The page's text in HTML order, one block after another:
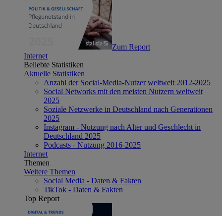
Zum Report
Internet
Beliebte Statistiken
Aktuelle Statistiken
Anzahl der Social-Media-Nutzer weltweit 2012-2025
Social Networks mit den meisten Nutzern weltweit
2025
Soziale Netzwerke in Deutschland nach Generationen
2025
Instagram - Nutzung nach Alter und Geschlecht in
Deutschland 2025
Podcasts - Nutzung 2016-2025
Internet
Themen
Weitere Themen
Social Media - Daten & Fakten
TikTok - Daten & Fakten
Top Report